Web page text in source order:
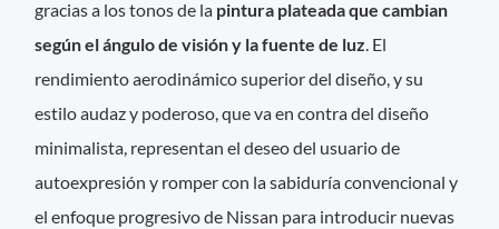
gracias a los tonos de la pintura plateada que cambian
según el ángulo de visión y la fuente de luz . El
rendimiento aerodinámico superior del diseño, y su
estilo audaz y poderoso, que va en contra del diseño
minimalista, representan el deseo del usuario de
autoexpresión y romper con la sabiduría convencional y
el enfoque progresivo de Nissan para introducir nuevas